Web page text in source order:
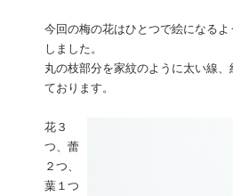
今回の梅の花はひとつで絵になる
しました。
丸の枝部分を家紋のように太い線
ております。
花３
つ、蕾
２つ、
葉１つ